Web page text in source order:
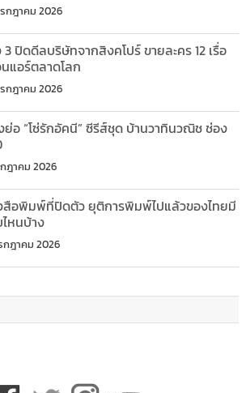
กฎาคม 2026
3 ปิดดีลบริษัทจากสิงคโปร์ ขายละคร 12 เรื่อ
แอร์ตลาดโลก
กฎาคม 2026
ย่อ “โซ่รักอัคนี” ซีรีส์ชุด บ้านวาทินวณิช ช่อง
ฎาคม 2026
อพิมพ์ที่ปิดตัว ยุติการพิมพ์ไปแล้วของไทยมี
หนบ้าง
กฎาคม 2026